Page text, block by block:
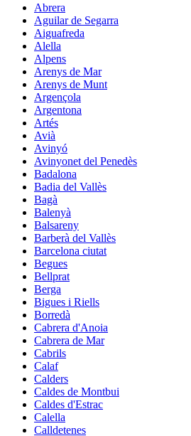
Abrera
Aguilar de Segarra
Aiguafreda
Alella
Alpens
Arenys de Mar
Arenys de Munt
Argençola
Argentona
Artés
Avià
Avinyó
Avinyonet del Penedès
Badalona
Badia del Vallès
Bagà
Balenyà
Balsareny
Barberà del Vallès
Barcelona ciutat
Begues
Bellprat
Berga
Bigues i Riells
Borredà
Cabrera d'Anoia
Cabrera de Mar
Cabrils
Calaf
Calders
Caldes de Montbui
Caldes d'Estrac
Calella
Calldetenes